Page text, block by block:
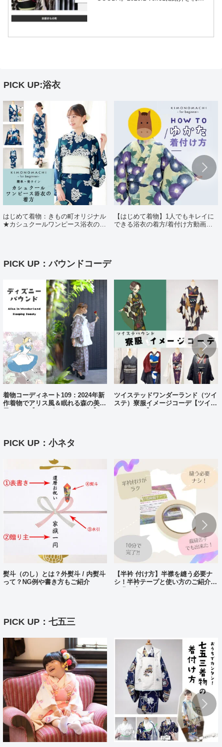
PICK UP:浴衣
はじめて着物：きもの町オリジナル
★カシュクールワンピース浴衣の着
【はじめて着物】1人でもキレイに
できる浴衣の着方/着付け方動画ポ
PICK UP：バウンドコーデ
着物コーディネート109：2024年新
作着物でアリス風＆眠れる森の美女
風コーデ【ディズニーバウンド】
ツイステッドワンダーランド（ツイ
ステ）寮服イメージコーデ【ツイス
テバウンド】
PICK UP：小ネタ
熨斗（のし）とは？外熨斗 / 内熨斗
って？NG例や書き方もご紹介
【半衿 付け方】半襟を縫う必要ナ
シ！半衿テープと使い方のご紹介。
PICK UP：七五三